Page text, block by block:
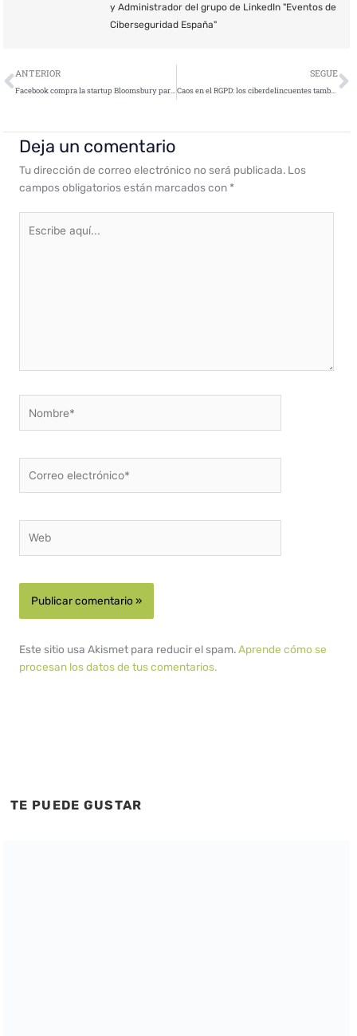
y Administrador del grupo de LinkedIn "Eventos de
Ciberseguridad España"
Ant
ANTERIOR
Facebook compra la startup Bloomsbury para hacer frente a problemas de seguridad y ‘fake news’
SEGUE
Caos en el RGPD: los ciberdelincuentes también tienen una nueva política de privacidad
Deja un comentario
Tu dirección de correo electrónico no será publicada. Los
campos obligatorios están marcados con *
aquí...
electrónico*
Este sitio usa Akismet para reducir el spam.Aprende cómo se
procesan los datos de tus comentarios.
TE PUEDE GUSTAR